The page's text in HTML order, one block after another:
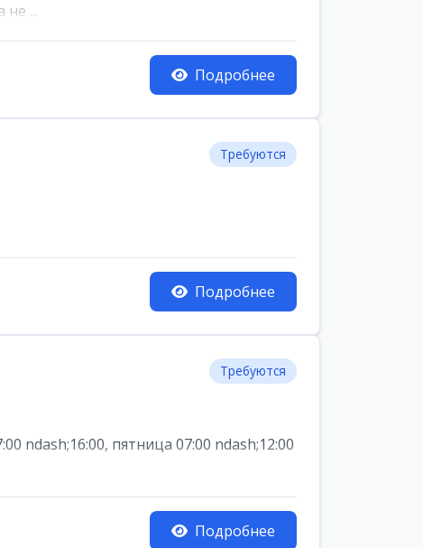
...
Подробнее
Требуются
Подробнее
Требуются
ndash;16:00, пятница 07:00 ndash;12:00
Подробнее